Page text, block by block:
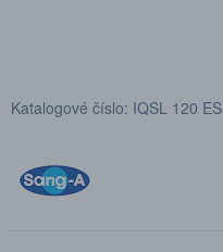
Katalogové číslo: IQSL 120 ES